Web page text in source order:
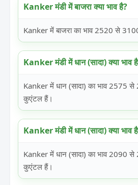
Kanker मंडी में बाजरा क्या भाव है?
Kanker में बाजरा का भाव 2520 से
Kanker मंडी में धान (सादा) क्या भाव
Kanker में धान (सादा) का भाव 2575
कुएंटल हैं।
Kanker मंडी में धान (सादा) क्या भाव
Kanker में धान (सादा) का भाव 2090
कुएंटल हैं।